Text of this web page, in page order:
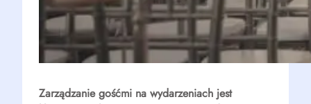
Zarządzanie gośćmi na wydarzeniach jest